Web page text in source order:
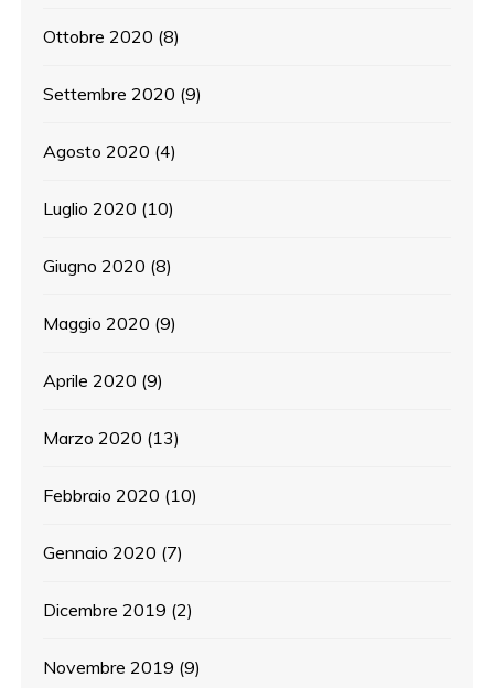
Ottobre 2020 (8)
Settembre 2020 (9)
Agosto 2020 (4)
Luglio 2020 (10)
Giugno 2020 (8)
Maggio 2020 (9)
Aprile 2020 (9)
Marzo 2020 (13)
Febbraio 2020 (10)
Gennaio 2020 (7)
Dicembre 2019 (2)
Novembre 2019 (9)